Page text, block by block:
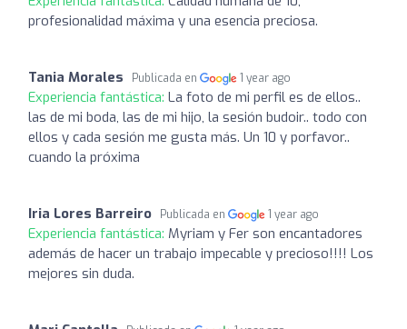
profesionalidad máxima y una esencia preciosa.
Tania Morales Publicada en 1 year ago
Experiencia fantástica: La foto de mi perfil es de ellos..
las de mi boda, las de mi hijo, la sesión budoir.. todo con
ellos y cada sesión me gusta más. Un 10 y porfavor..
cuando la próxima
Iria Lores Barreiro Publicada en 1 year ago
Experiencia fantástica: Myriam y Fer son encantadores
además de hacer un trabajo impecable y precioso!!!! Los
mejores sin duda.